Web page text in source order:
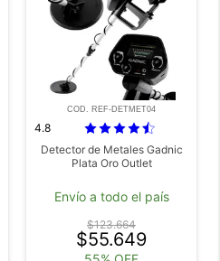
COD. REF-DETMET04
4.8
Detector de Metales Gadnic
Plata Oro Outlet
Envío a todo el país
$123.664
$55.649